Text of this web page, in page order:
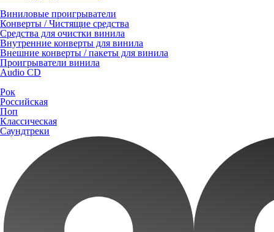
Виниловые проигрыватели
Конверты / Чистящие средства
Средства для очистки винила
Внутренние конверты для винила
Внешние конверты / пакеты для винила
Проигрыватели винила
Audio CD
Рок
Российская
Поп
Классическая
Саундтреки